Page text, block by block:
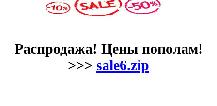
Распродажа! Цены пополам!
>>> sale6.zip